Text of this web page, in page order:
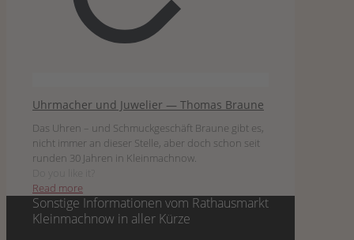
Uhr­ma­cher und Juwe­lier — Tho­mas Braune
Das Uhren – und Schmuckgeschäft Braune gibt es,
nicht immer an dieser Stelle, aber doch schon seit
runden 30 Jahren in Kleinmachnow.
Read more
Sonstige Informationen vom Rathausmarkt
Kleinmachnow in aller Kürze